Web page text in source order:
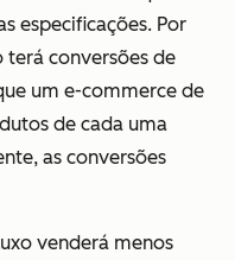
especificações. Por
terá conversões de
um e-commerce de
de cada uma
as conversões
venderá menos